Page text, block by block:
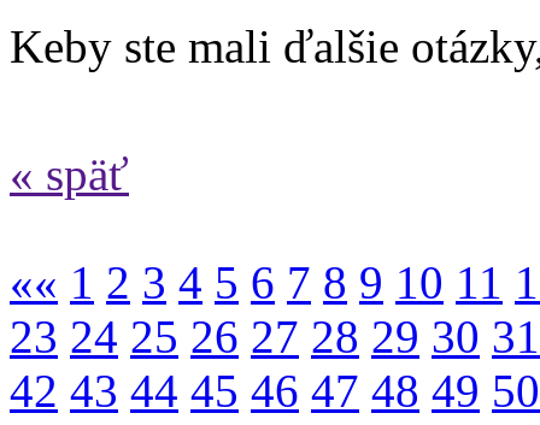
Keby ste mali ďalšie
« späť
«« 1 2 3 4 5 6 7 8 9 10 11
23 24 25 26 27 28 29 30 31
42 43 44 45 46 47 48 49 50